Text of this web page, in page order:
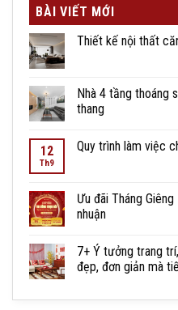
BÀI VIẾT MỚI
Thiết kế nội thất
Nhà 4 tầng thoáng
thang
12
Th9
Quy trình làm việc
Ưu đãi Tháng
nhuận
7+ Ý tưởng trang
đẹp, đơn giản mà